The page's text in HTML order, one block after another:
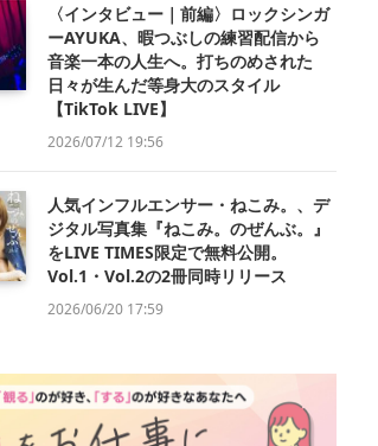
〈インタビュー｜前編〉ロックシンガ
ーAYUKA、暇つぶしの練習配信から
音楽一本の人生へ。打ちのめされた
日々が生んだ等身大のスタイル
【TikTok LIVE】
2026/07/12 19:56
人気インフルエンサー・ねこみ。、デ
ジタル写真集『ねこみ。のぜんぶ。』
をLIVE TIMES限定で無料公開。
Vol.1・Vol.2の2冊同時リリース
2026/06/20 17:59